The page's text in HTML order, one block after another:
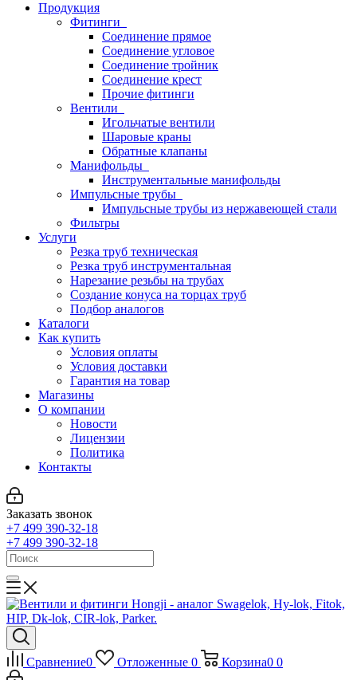
Продукция
Фитинги
Соединение прямое
Соединение угловое
Соединение тройник
Соединение крест
Прочие фитинги
Вентили
Игольчатые вентили
Шаровые краны
Обратные клапаны
Манифольды
Инструментальные манифольды
Импульсные трубы
Импульсные трубы из нержавеющей стали
Фильтры
Услуги
Резка труб техническая
Резка труб инструментальная
Нарезание резьбы на трубах
Создание конуса на торцах труб
Подбор аналогов
Каталоги
Как купить
Условия оплаты
Условия доставки
Гарантия на товар
Магазины
О компании
Новости
Лицензии
Политика
Контакты
Заказать звонок
+7 499 390-32-18
+7 499 390-32-18
Сравнение0 Отложенные 0 Корзина0 0